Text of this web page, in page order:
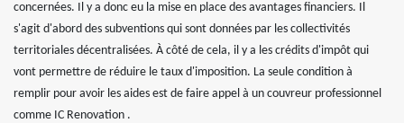
concernées. Il y a donc eu la mise en place des avantages financiers. Il
s'agit d'abord des subventions qui sont données par les collectivités
territoriales décentralisées. À côté de cela, il y a les crédits d'impôt qui
vont permettre de réduire le taux d'imposition. La seule condition à
remplir pour avoir les aides est de faire appel à un couvreur professionnel
comme IC Renovation .